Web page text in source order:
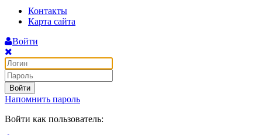
Контакты
Карта сайта
Войти
Войти
Напомнить пароль
Войти как пользователь: